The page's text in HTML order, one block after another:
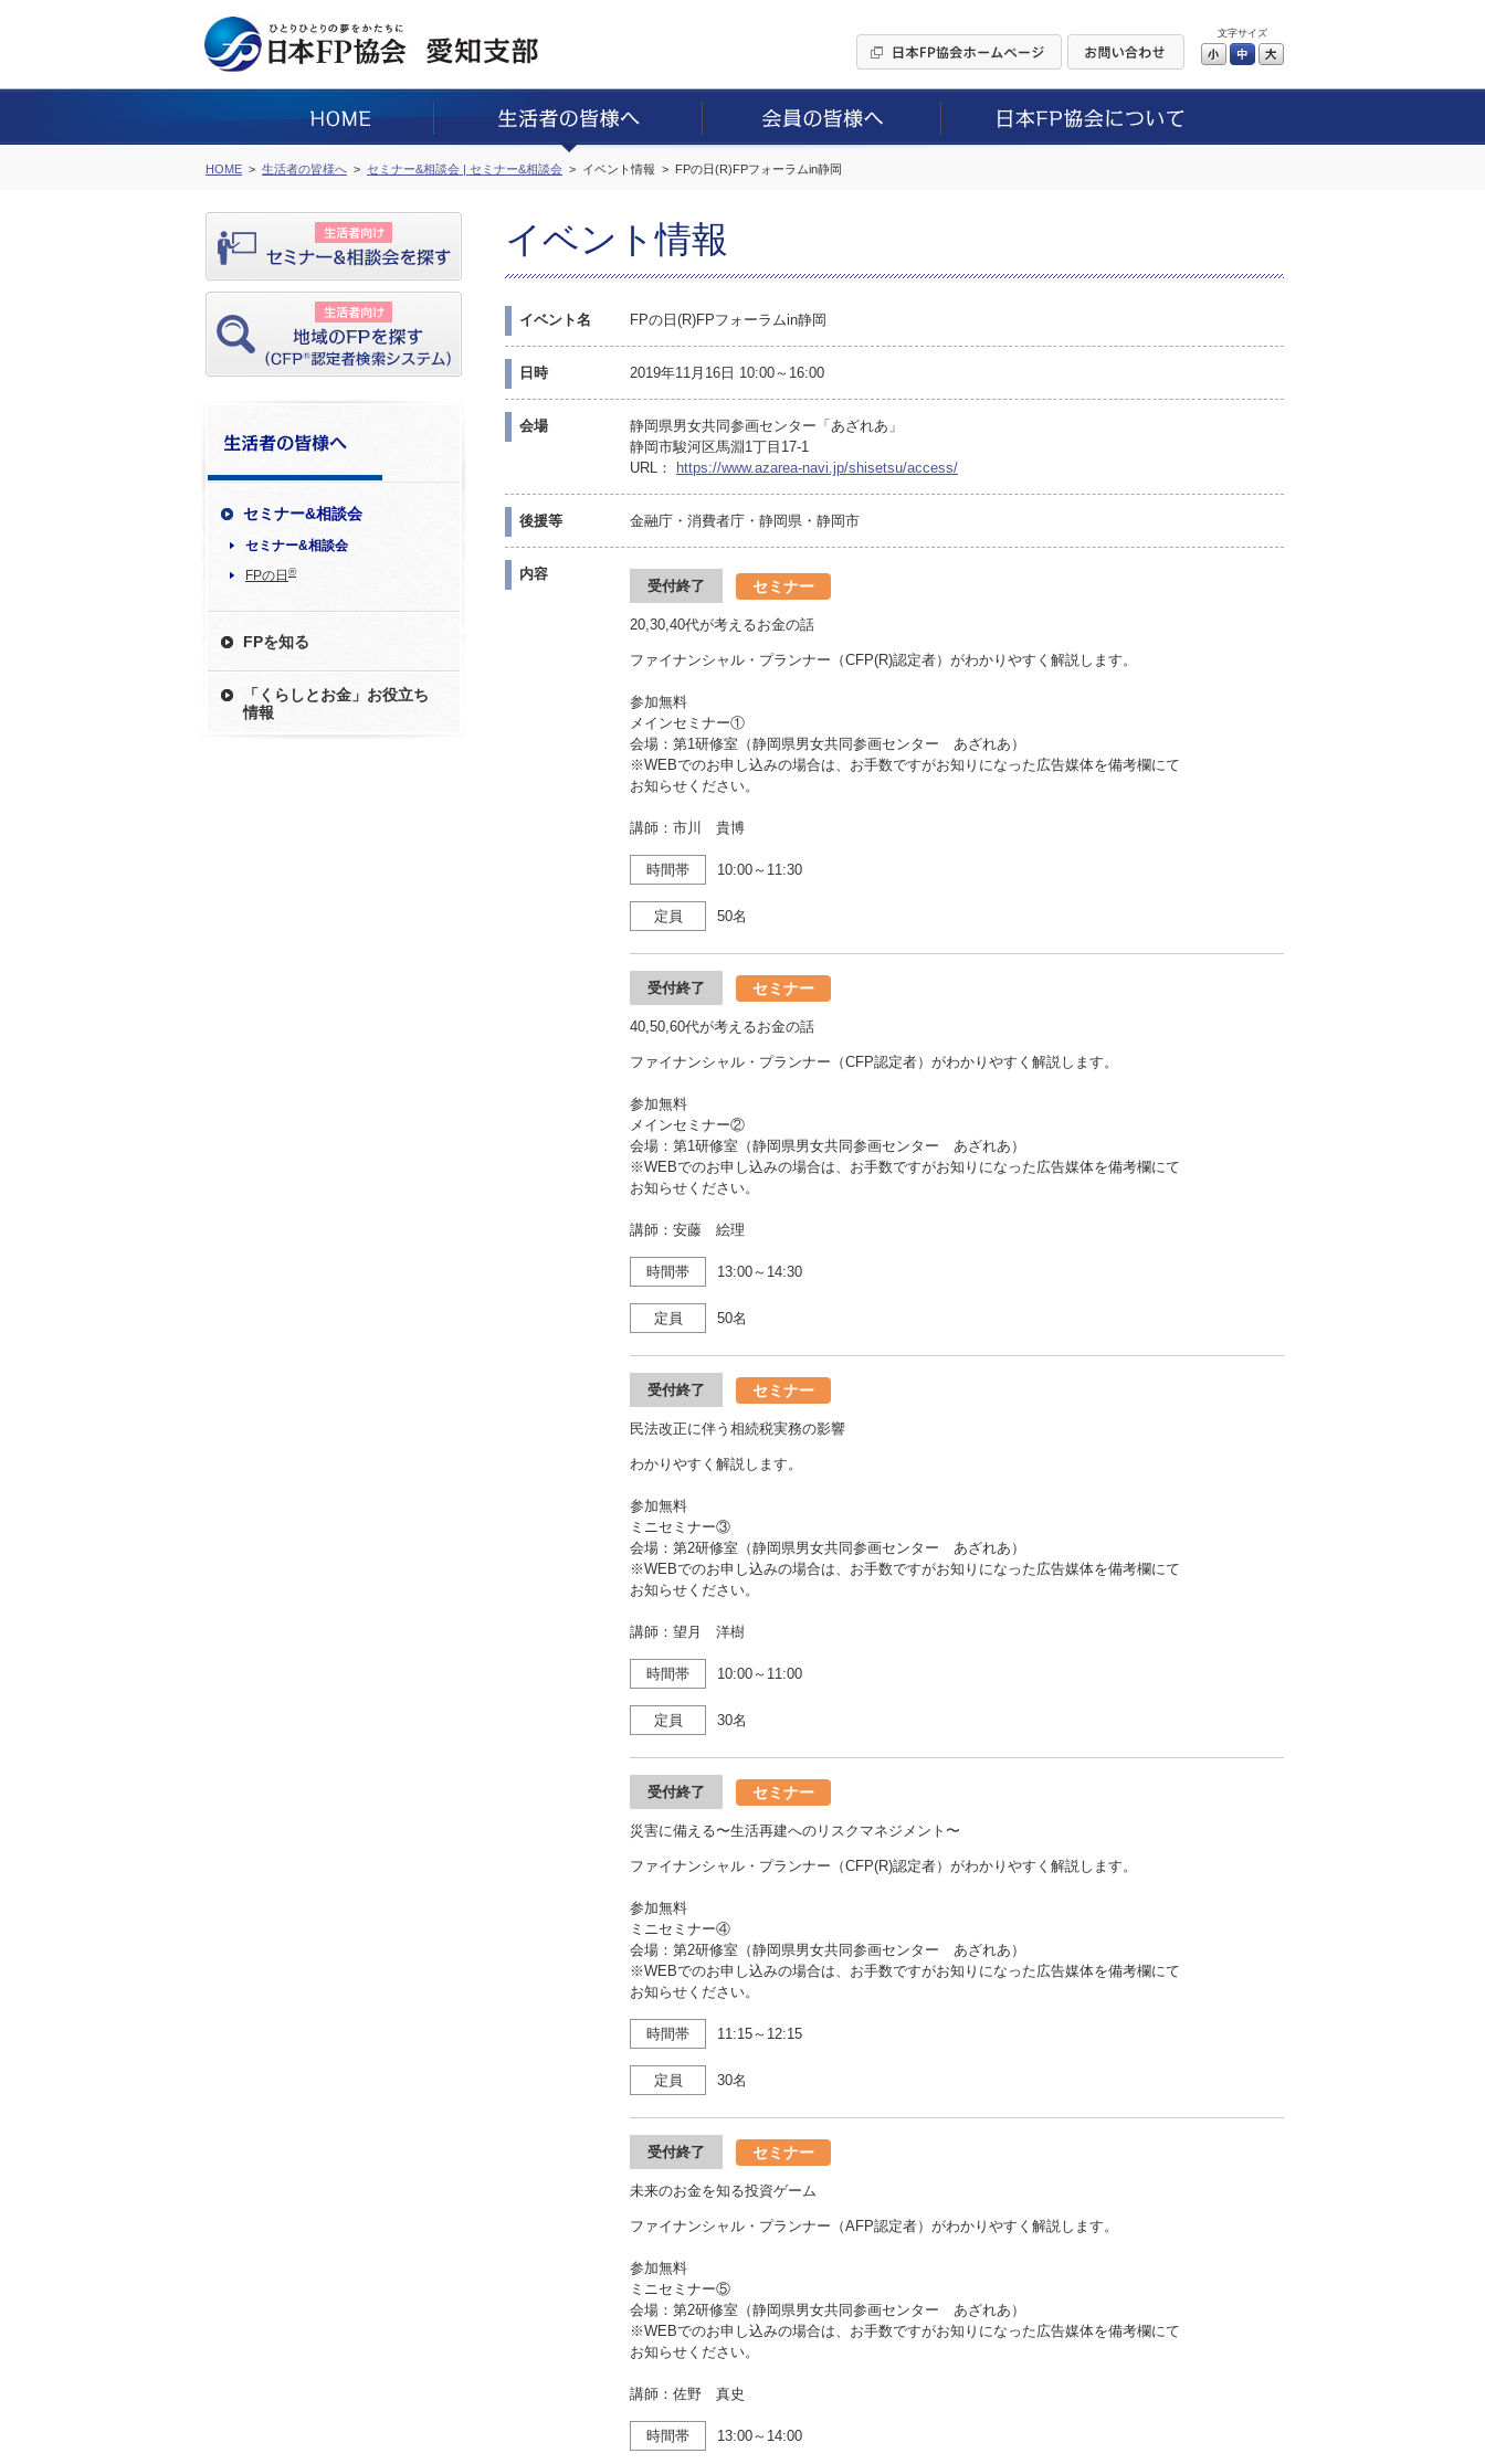
文字サイズ
小 中
HOME 生活者の皆様へ セミナー&相談会 | セミナー&相談会 イベント情報 FPの日(R)FPフォーラムin静岡
セミナー&相談会
セミナー&相談会
FPの日 ®
FPを知る
「くらしとお金」お役立ち
情報
イベント情報
イベント名 FPの日(R)FPフォーラムin静岡
日時 2019年11月16日 10:00～16:00
会場
静岡県男女共同参画センター「あざれあ」
静岡市駿河区馬淵1丁目17-1
URL：
https://www.azarea-navi.jp/shisetsu/access/
後援等 金融庁・消費者庁・静岡県・静岡市
内容
受付終了 セミナー
20,30,40代が考えるお金の話
ファイナンシャル・プランナー（CFP(R)認定者）がわかりやすく解説します。
参加無料
メインセミナー①
会場：第1研修室（静岡県男女共同参画センター あざれあ）
※WEBでのお申し込みの場合は、お手数ですがお知りになった広告媒体を備考欄にて
お知らせください。
講師：市川 貴博
時間帯 10:00～11:30
定員 50名
受付終了 セミナー
40,50,60代が考えるお金の話
ファイナンシャル・プランナー（CFP認定者）がわかりやすく解説します。
参加無料
メインセミナー②
会場：第1研修室（静岡県男女共同参画センター あざれあ）
※WEBでのお申し込みの場合は、お手数ですがお知りになった広告媒体を備考欄にて
お知らせください。
講師：安藤 絵理
時間帯 13:00～14:30
定員 50名
受付終了 セミナー
民法改正に伴う相続税実務の影響
わかりやすく解説します。
参加無料
ミニセミナー③
会場：第2研修室（静岡県男女共同参画センター あざれあ）
※WEBでのお申し込みの場合は、お手数ですがお知りになった広告媒体を備考欄にて
お知らせください。
講師：望月 洋樹
時間帯 10:00～11:00
定員 30名
受付終了 セミナー
災害に備える〜生活再建へのリスクマネジメント〜
ファイナンシャル・プランナー（CFP(R)認定者）がわかりやすく解説します。
参加無料
ミニセミナー④
会場：第2研修室（静岡県男女共同参画センター あざれあ）
※WEBでのお申し込みの場合は、お手数ですがお知りになった広告媒体を備考欄にて
お知らせください。
時間帯 11:15～12:15
定員 30名
受付終了 セミナー
未来のお金を知る投資ゲーム
ファイナンシャル・プランナー（AFP認定者）がわかりやすく解説します。
参加無料
ミニセミナー⑤
会場：第2研修室（静岡県男女共同参画センター あざれあ）
※WEBでのお申し込みの場合は、お手数ですがお知りになった広告媒体を備考欄にて
お知らせください。
講師：佐野 真史
時間帯 13:00～14:00